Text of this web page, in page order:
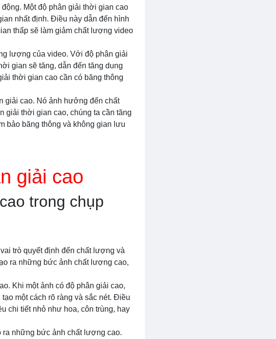
Một độ phân giải thời gian cao
nhất định. Điều này dẫn đến hình
thấp sẽ làm giảm chất lượng video
lượng của video. Với độ phân giải
gian sẽ tăng, dẫn đến tăng dung
thời gian cao cần có băng thông
giải cao. Nó ảnh hưởng đến chất
giải thời gian cao, chúng ta cần tăng
bảo băng thông và không gian lưu
giải cao
trong chụp
trò quyết định đến chất lượng và
ra những bức ảnh chất lượng cao,
Khi một ảnh có độ phân giải cao,
một cách rõ ràng và sắc nét. Điều
chi tiết nhỏ như hoa, côn trùng, hay
ra những bức ảnh chất lượng cao.